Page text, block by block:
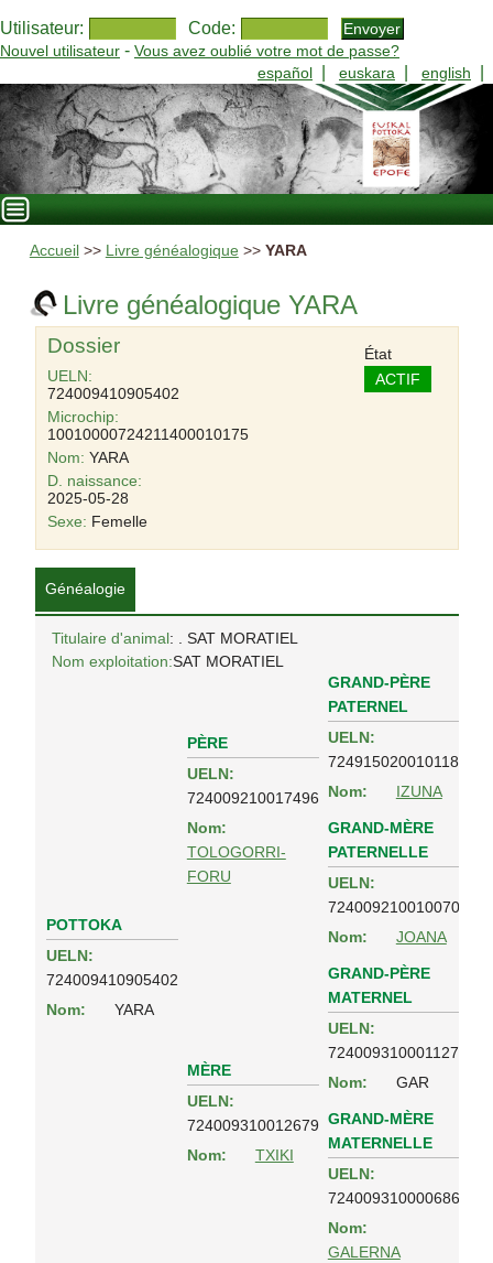
Utilisateur: Code:
Nouvel utilisateur - Vous avez oublié votre mot de passe?
español
euskara english
Accueil >> Livre généalogique >> YARA
Livre généalogique YARA
Dossier
UELN:
724009410905402
Microchip:
10010000724211400010175
Nom: YARA
D. naissance:
2025-05-28
Sexe: Femelle
État
ACTIF
Généalogie
Titulaire d'animal: . SAT MORATIEL
Nom exploitation:SAT MORATIEL
POTTOKA
UELN:
724009410905402
Nom:
YARA
PÈRE
UELN:
724009210017496
Nom:
TOLOGORRI-
FORU
GRAND-PÈRE
PATERNEL
UELN:
724915020010118
Nom:
IZUNA
GRAND-MÈRE
PATERNELLE
UELN:
724009210010070
Nom:
JOANA
MÈRE
UELN:
724009310012679
Nom:
TXIKI
GRAND-PÈRE
MATERNEL
UELN:
724009310001127
Nom:
GAR
GRAND-MÈRE
MATERNELLE
UELN:
724009310000686
Nom:
GALERNA